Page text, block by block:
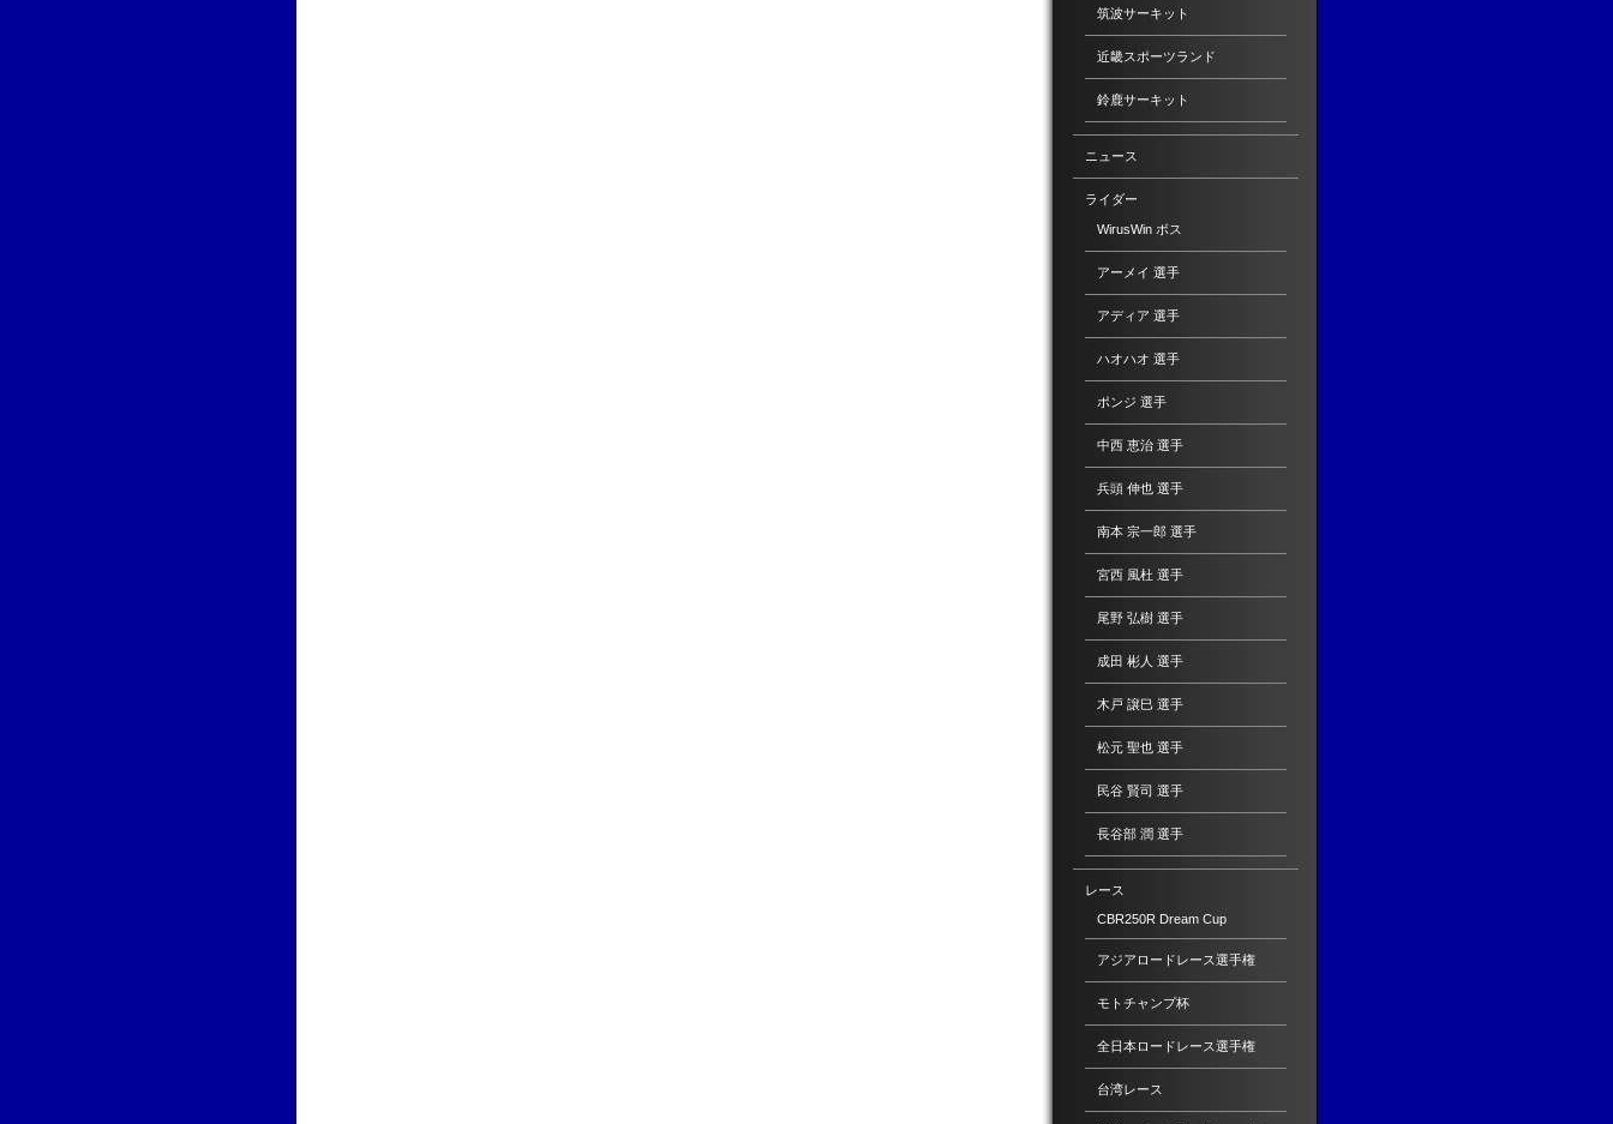
筑波サーキット
近畿スポーツランド
鈴鹿サーキット
ニュース
ライダー
WirusWin ボス
アーメイ 選手
アディア 選手
ハオハオ 選手
ポンジ 選手
中西 恵治 選手
兵頭 伸也 選手
南本 宗一郎 選手
宮西 風杜 選手
尾野 弘樹 選手
成田 彬人 選手
木戸 譲巳 選手
松元 聖也 選手
民谷 賢司 選手
長谷部 潤 選手
レース
CBR250R Dream Cup
アジアロードレース選手権
モトチャンプ杯
全日本ロードレース選手権
台湾レース